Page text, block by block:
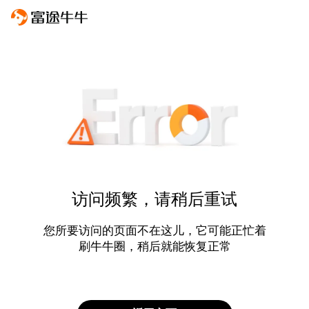
访问频繁，请稍后重试
您所要访问的页面不在这儿，它可能正忙着
刷牛牛圈，稍后就能恢复正常